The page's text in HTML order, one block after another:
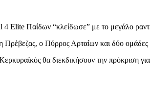
4 Elite Παίδων “κλείδωσε” με το μεγάλο
Πρέβεζας, ο Πύρρος Αρταίων και δύο
θα διεκδικήσουν την πρόκριση